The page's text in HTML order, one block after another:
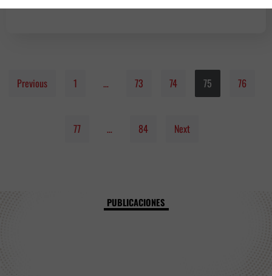
Previous 1 … 73 74 75 76
77 … 84 Next
PUBLICACIONES